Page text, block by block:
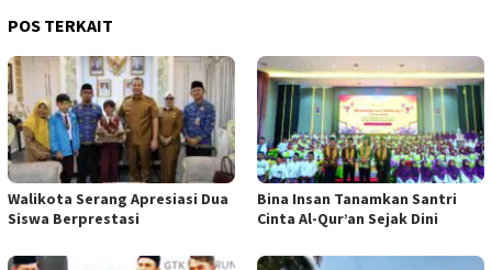
POS TERKAIT
Walikota Serang Apresiasi Dua
Siswa Berprestasi
Bina Insan Tanamkan Santri
Cinta Al-Qur’an Sejak Dini